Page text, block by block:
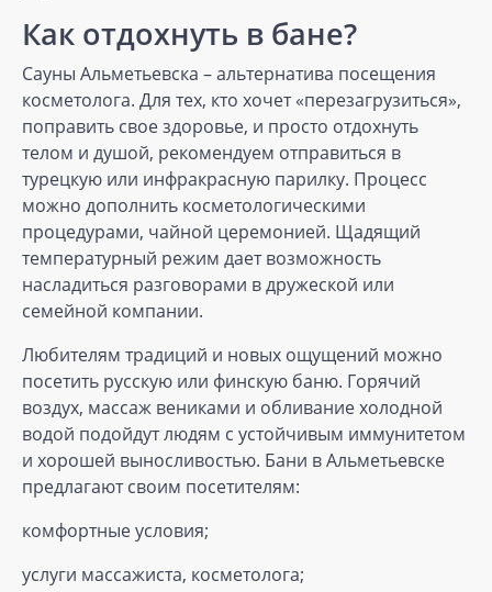
Как отдохнуть в бане?
Сауны Альметьевска – альтернатива посещения
косметолога. Для тех, кто хочет «перезагрузиться»,
поправить свое здоровье, и просто отдохнуть
телом и душой, рекомендуем отправиться в
турецкую или инфракрасную парилку. Процесс
можно дополнить косметологическими
процедурами, чайной церемонией. Щадящий
температурный режим дает возможность
насладиться разговорами в дружеской или
семейной компании.
Любителям традиций и новых ощущений можно
посетить русскую или финскую баню. Горячий
воздух, массаж вениками и обливание холодной
водой подойдут людям с устойчивым иммунитетом
и хорошей выносливостью. Бани в Альметьевске
предлагают своим посетителям:
комфортные условия;
услуги массажиста, косметолога;